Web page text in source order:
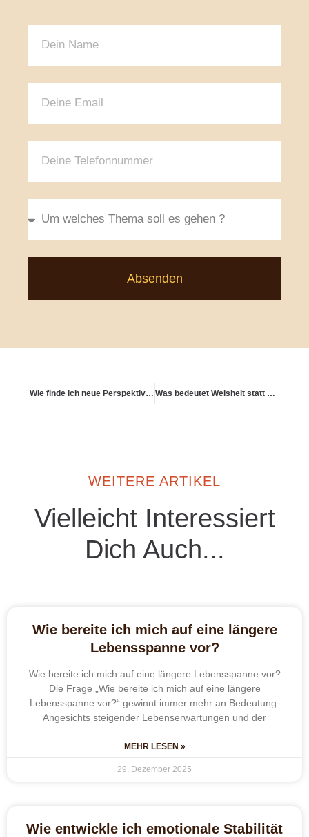
Absenden
Wie finde ich neue Perspektiven im Ruhestand? Was bedeutet Weisheit statt nur Wissen im Umgang mit Geld?
WEITERE ARTIKEL
Vielleicht Interessiert
Dich Auch...
Wie bereite ich mich auf eine längere
Lebensspanne vor?
Wie bereite ich mich auf eine längere Lebensspanne vor?
Die Frage „Wie bereite ich mich auf eine längere
Lebensspanne vor?“ gewinnt immer mehr an Bedeutung.
Angesichts steigender Lebenserwartungen und der
MEHR LESEN »
29. Dezember 2025
Wie entwickle ich emotionale Stabilität